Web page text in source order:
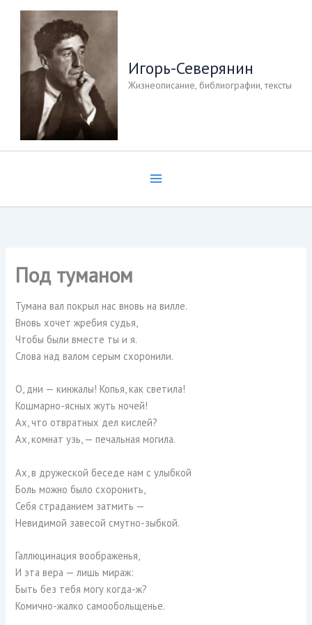
Перейти
содержимому
Игорь-Северянин
Жизнеописание, библиографии, тексты
Под туманом
Тумана вал покрыл нас вновь на вилле.
Вновь хочет жребия судья,
Чтобы были вместе ты и я.
Слова над валом серым схоронили.
О, дни — кинжалы! Копья, как светила!
Кошмарно-ясных жуть ночей!
Ах, что отвратных дел кислей?
Ах, комнат узь, — печальная могила.
Ах, в дружеской беседе нам с улыбкой
Боль можно было схоронить,
Себя страданием затмить —
Невидимой завесой смутно-зыбкой.
Галлюцинация воображенья,
И эта вера — лишь мираж:
Быть без тебя могу когда-ж?
Комично-жалко самообольщенье.